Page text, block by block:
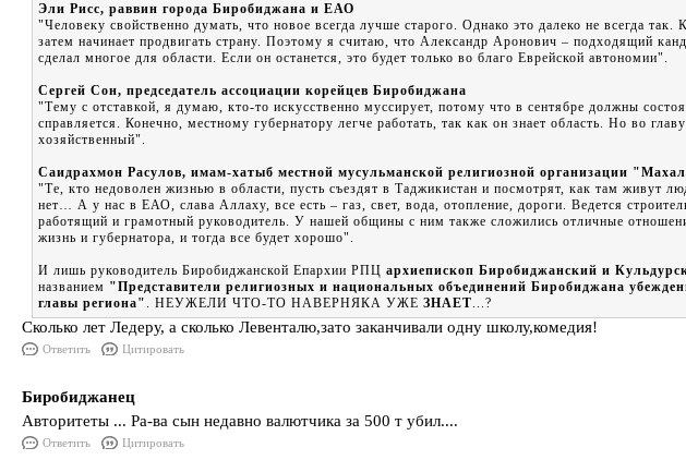
Эли Рисс, раввин города Биробиджана и ЕАО
"Человеку свойственно думать, что новое всегда лучше старого. Однако это далеко не всегда
затем начинает продвигать страну. Поэтому я считаю, что Александр Аронович – подходящий
сделал многое для области. Если он останется, это будет только во благо Еврейской автономии".
Сергей Сон, председатель ассоциации корейцев Биробиджана
"Тему с отставкой, я думаю, кто-то искусственно муссирует, потому что в сентябре должны
справляется. Конечно, местному губернатору легче работать, так как он знает область. Но во
хозяйственный".
Саидрахмон Расулов, имам-хатыб местной мусульманской религиозной организации
"Те, кто недоволен жизнью в области, пусть съездят в Таджикистан и посмотрят, как там живут
нет… А у нас в ЕАО, слава Аллаху, все есть – газ, свет, вода, отопление, дороги. Ведется
работящий и грамотный руководитель. У нашей общины с ним также сложились отличные
жизнь и губернатора, и тогда все будет хорошо".
И лишь руководитель Биробиджанской Епархии РПЦ архиепископ Биробиджанский и
названием "Представители религиозных и национальных объединений Биробиджана
главы региона" . НЕУЖЕЛИ ЧТО-ТО НАВЕРНЯКА УЖЕ ЗНАЕТ...?
Сколько лет Ледеру, а сколько Левенталю,зато заканчивали одну школу,комедия!
Ответить Цитировать
Биробиджанец
Авторитеты ... Ра-ва сын недавно валютчика за 500 т убил....
Ответить Цитировать